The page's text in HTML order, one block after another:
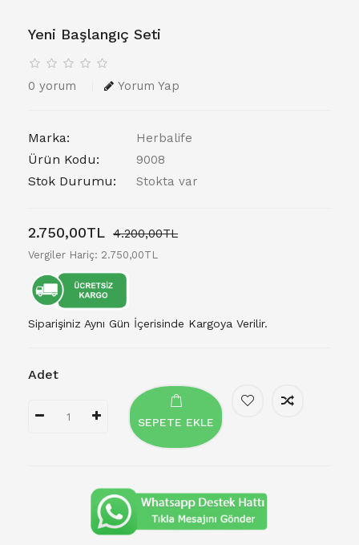
Yeni Başlangıç Seti
0 yorum Yorum Yap
Marka: Herbalife
Ürün Kodu: 9008
Stok Durumu: Stokta var
2.750,00TL 4.200,00TL
Vergiler Hariç: 2.750,00TL
Siparişiniz Aynı Gün İçerisinde Kargoya Verilir.
Adet
SEPETE EKLE